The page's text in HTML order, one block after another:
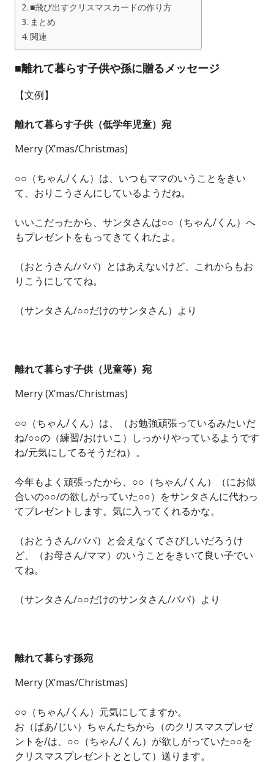
■飛び出すクリスマスカードの作り方
まとめ
関連
■離れて暮らす子供や孫に贈るメッセージ
【文例】
離れて暮らす子供（低学年児童）宛
Merry (X’mas/Christmas)
○○（ちゃん/くん）は、いつもママのいうことをきい
て、おりこうさんにしているようだね。
いいこだったから、サンタさんは○○（ちゃん/くん）へ
もプレゼントをもってきてくれたよ。
（おとうさん/パパ）とはあえないけど、これからもお
りこうにしててね。
（サンタさん/○○だけのサンタさん）より
離れて暮らす子供（児童等）宛
Merry (X’mas/Christmas)
○○（ちゃん/くん）は、（お勉強頑張っているみたいだ
ね/○○の（練習/おけいこ）しっかりやっているようです
ね/元気にしてるそうだね）。
今年もよく頑張ったから、○○（ちゃん/くん）（にお似
合いの○○/の欲しがっていた○○）をサンタさんに代わっ
てプレゼントします。気に入ってくれるかな。
（おとうさん/パパ）と会えなくてさびしいだろうけ
ど、（お母さん/ママ）のいうことをきいて良い子でい
てね。
（サンタさん/○○だけのサンタさん/パパ）より
離れて暮らす孫宛
Merry (X’mas/Christmas)
○○（ちゃん/くん）元気にしてますか。
お（ばあ/じい）ちゃんたちから（のクリスマスプレゼ
ントを/は、○○（ちゃん/くん）が欲しがっていた○○を
クリスマスプレゼントととして）送ります。